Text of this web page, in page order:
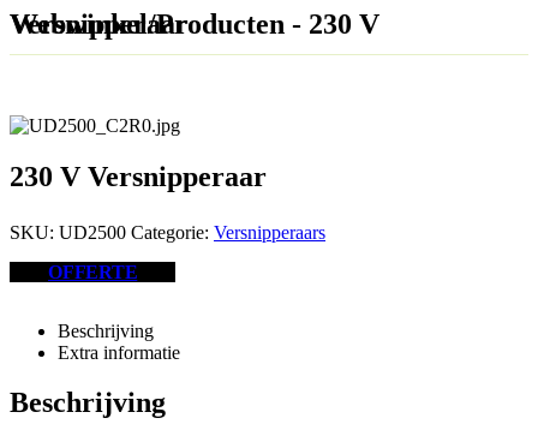
Webwinkel/Producten - 230 V Versnipperaar
230 V Versnipperaar
SKU: UD2500 Categorie: Versnipperaars
OFFERTE
Beschrijving
Extra informatie
Beschrijving